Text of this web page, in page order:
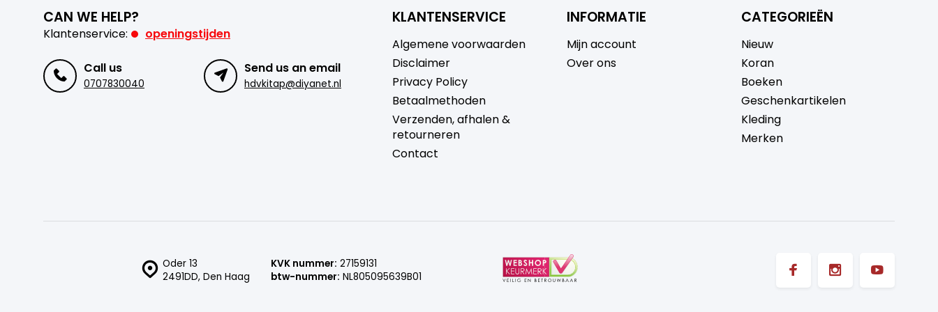
CAN WE HELP?
Klantenservice: openingstijden
Call us
0707830040
Send us an email
hdvkitap@diyanet.nl
KLANTENSERVICE
Algemene voorwaarden
Disclaimer
Privacy Policy
Betaalmethoden
Verzenden, afhalen &
retourneren
Contact
INFORMATIE
Mijn account
Over ons
CATEGORIEËN
Nieuw
Koran
Boeken
Geschenkartikelen
Kleding
Merken
Oder 13
2491DD, Den Haag
KVK nummer: 27159131
btw-nummer: NL805095639B01